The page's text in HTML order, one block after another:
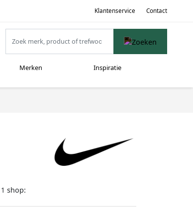
Klantenservice Contact
Merken Inspiratie
1 shop: